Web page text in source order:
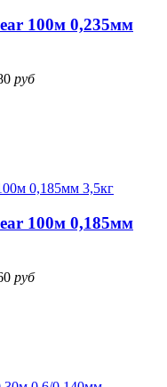
100м 0,235мм
руб
100м 0,185мм
руб